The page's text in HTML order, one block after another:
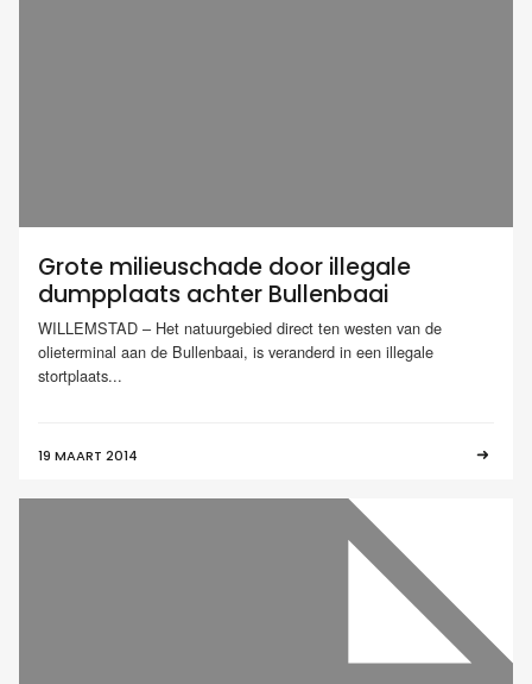
Grote milieuschade door illegale
dumpplaats achter Bullenbaai
WILLEMSTAD – Het natuurgebied direct ten westen van de
olieterminal aan de Bullenbaai, is veranderd in een illegale
stortplaats...
19 MAART 2014